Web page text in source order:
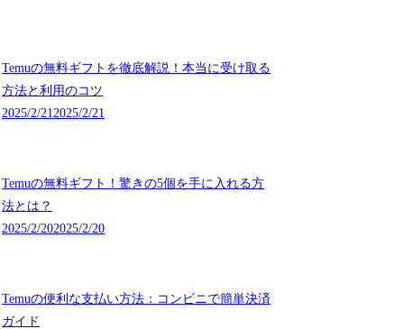
Temuの無料ギフトを徹底解説！本当に受け取る
方法と利用のコツ
2025/2/21 2025/2/21
Temuの無料ギフト！驚きの5個を手に入れる方
法とは？
2025/2/202025/2/20
Temuの便利な支払い方法：コンビニで簡単決済
ガイド